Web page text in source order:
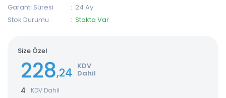
Garanti Süresi
24 Ay
Stok Durumu
Stokta Var
Size Özel
228,24 KDV
Dahil
4 KDV Dahil